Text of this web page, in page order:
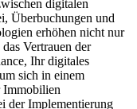
digitalen
Überbuchungen und
erhöhen nicht nur
Vertrauen der
Ihr digitales
sich in einem
Immobilien
der Implementierung